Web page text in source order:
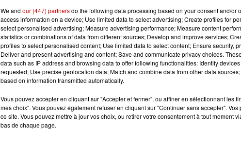
We and our (447) partnersdo the following data processing based on your consent and/or
access information on a device; Use limited data to select advertising; Create profiles for
select personalised advertising; Measure advertising performance; Measure content
statistics or combinations of data from different sources; Develop and improve services;
profiles to select personalised content; Use limited data to select content; Ensure security,
Deliver and present advertising and content; Save and communicate privacy choices.
data such as IP address and browsing data to offer following functionalities: Identify
requested; Use precise geolocation data; Match and combine data from other data
based on information transmitted automatically.
Vous pouvez accepter en cliquant sur "Accepter et fermer", ou affiner en sélectionnant les
mes choix". Vous pouvez également refuser en cliquant sur "Continuer sans accepter".
ce site. Vous pouvez mettre à jour vos choix, ou retirer votre consentement à tout moment
bas de chaque page.